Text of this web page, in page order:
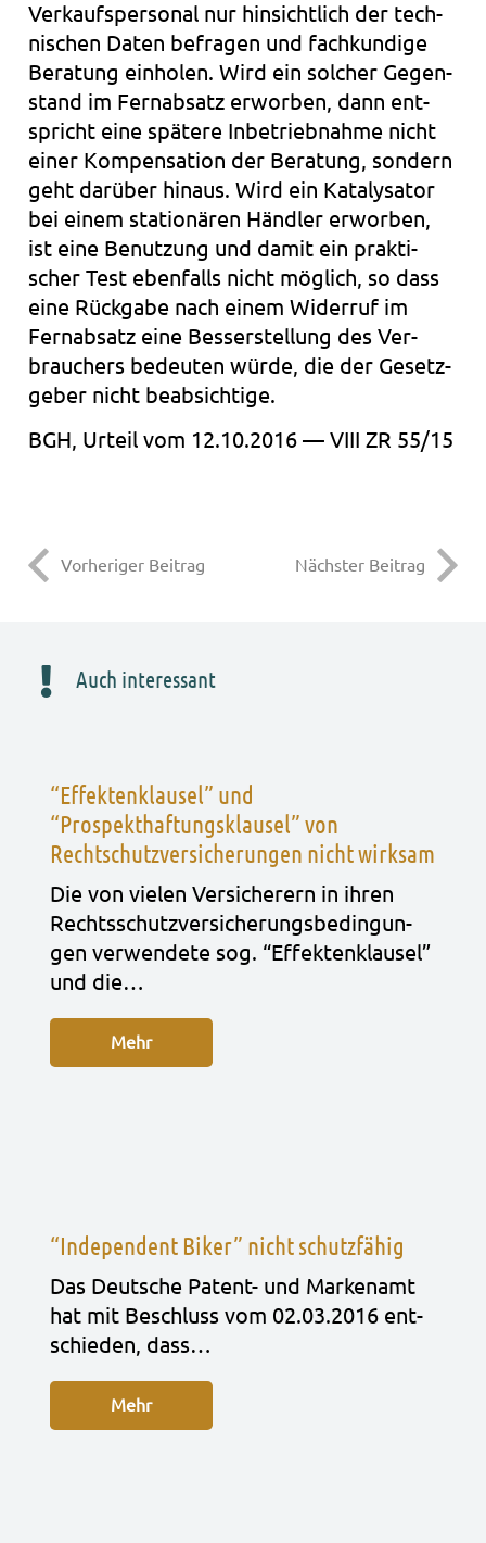
Ver­kaufs­per­so­nal nur hin­sicht­lich der tech­
ni­schen Daten befra­gen und fach­kun­di­ge
Bera­tung ein­ho­len. Wird ein sol­cher Gegen­
stand im Fern­ab­satz erwor­ben, dann ent­
spricht eine spä­te­re Inbe­trieb­nah­me nicht
einer Kom­pen­sa­ti­on der Bera­tung, son­dern
geht dar­über hin­aus. Wird ein Kata­ly­sa­tor
bei einem sta­tio­nä­ren Händ­ler erwor­ben,
ist eine Benut­zung und damit ein prak­ti­
scher Test eben­falls nicht mög­lich, so dass
eine Rück­ga­be nach einem Wider­ruf im
Fern­ab­satz eine Bes­ser­stel­lung des Ver­
brau­chers bedeu­ten würde, die der Gesetz­
ge­ber nicht beab­sich­ti­ge.
BGH, Urteil vom 12.10.2016 — VIII ZR 55/15
Vorheriger Beitrag Nächster Beitrag
Auch interessant
“Effektenklausel” und
“Prospekthaftungsklausel” von
Rechtschutzversicherungen nicht wirksam
Die von vie­len Ver­si­che­rern in ihren
Rechts­schutz­ver­si­che­rungs­be­din­gun­
gen ver­wen­de­te sog. “Effek­ten­klau­sel”
und die…
Mehr
“Independent Biker” nicht schutzfähig
Das Deut­sche Patent- und Mar­ken­amt
hat mit Beschluss vom 02.03.2016 ent­
schie­den, dass…
Mehr